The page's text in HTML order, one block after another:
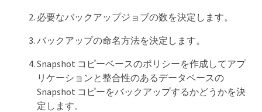
必要なバックアップジョブの数を決定します。
バックアップの命名方法を決定します。
Snapshot コピーベースのポリシーを作成してアプ
リケーションと整合性のあるデータベースの
Snapshot コピーをバックアップするかどうかを決
定します。